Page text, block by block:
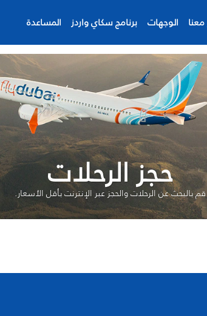
الوجهات برنامج سكاي واردز المساعدة
حجز الرحلات
قم بالبحث عن الرحلات والحجز عبر الإنترنت بأقل الأسعار.